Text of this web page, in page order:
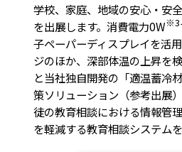
学校、家庭、地域の安心・安
を出展します。消費電力0W※3
子ペーパーディスプレイを活
ジのほか、深部体温の上昇を
と当社独自開発の「適温蓄冷
策ソリューション（参考出展
徒の教育相談における情報管
を軽減する教育相談システムを